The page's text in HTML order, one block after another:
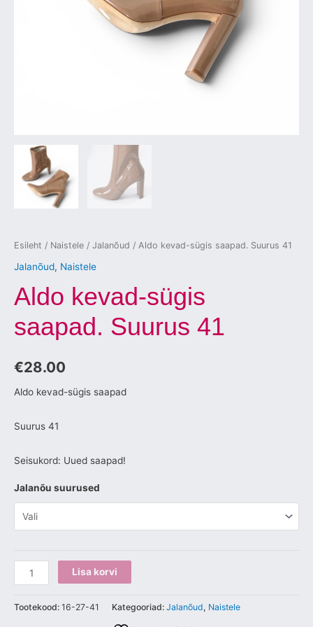
Esileht / Naistele / Jalanõud / Aldo kevad-sügis saapad. Suurus 41
Jalanõud, Naistele
Aldo kevad-sügis
saapad. Suurus 41
€28.00
Aldo kevad-sügis saapad
Suurus 41
Seisukord: Uued saapad!
Jalanõu suurused
Lisa korvi
Tootekood: 16-27-41 Kategooriad: Jalanõud, Naistele